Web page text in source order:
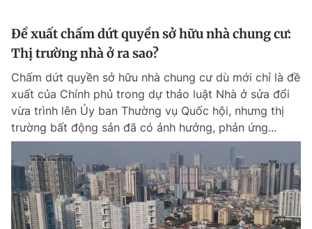
Chuyên mục khác
Chào ngày mới Tin 24h
Tin thị trường Tin 360
Video Magazine
Thông tin tài khoản
Đổi mật khẩu
Tin đã lưu
Tin đã xem
Đăng xuất
Đề xuất chấm dứt quyền sở hữu nhà chung cư:
Thị trường nhà ở ra sao?
Chấm dứt quyền sở hữu nhà chung cư dù mới chỉ là đề
xuất của Chính phủ trong dự thảo luật Nhà ở sửa đổi
vừa trình lên Ủy ban Thường vụ Quốc hội, nhưng thị
trường bất động sản đã có ảnh hưởng, phản ứng...